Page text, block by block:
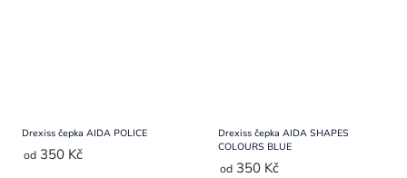
Drexiss čepka AIDA POLICE
od 350 Kč
Drexiss čepka AIDA SHAPES
COLOURS BLUE
od 350 Kč